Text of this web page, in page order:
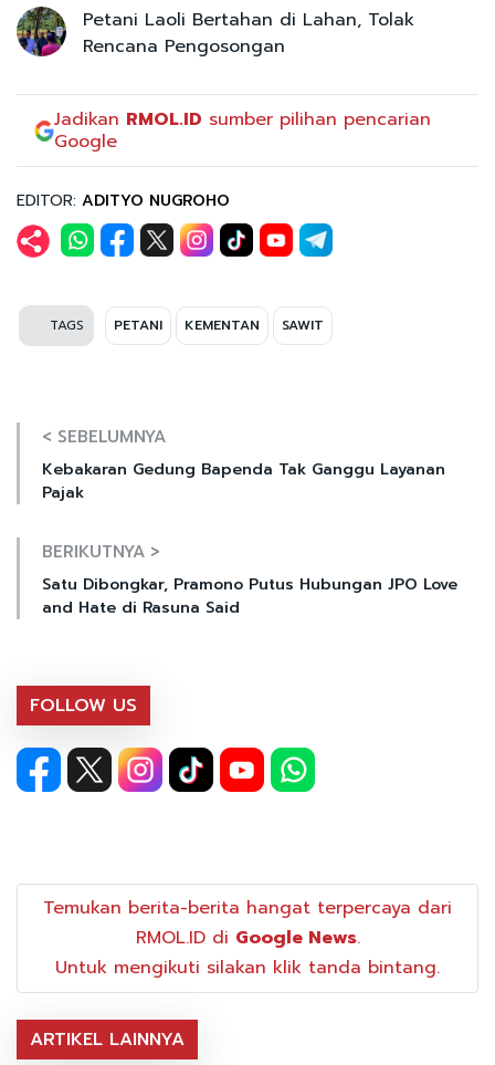
Petani Laoli Bertahan di Lahan, Tolak
Rencana Pengosongan
Jadikan RMOL.ID sumber pilihan pencarian
Google
EDITOR: ADITYO NUGROHO
TAGS PETANI KEMENTAN SAWIT
< SEBELUMNYA
Kebakaran Gedung Bapenda Tak Ganggu Layanan
Pajak
BERIKUTNYA >
Satu Dibongkar, Pramono Putus Hubungan JPO Love
and Hate di Rasuna Said
FOLLOW US
Temukan berita-berita hangat terpercaya dari
RMOL.ID di Google News.
Untuk mengikuti silakan klik tanda bintang.
ARTIKEL LAINNYA